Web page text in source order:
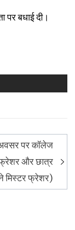
बधाई दी।
पर कॉलेज
फ्रेशर और छात्र
मिस्टर फ्रेशर)